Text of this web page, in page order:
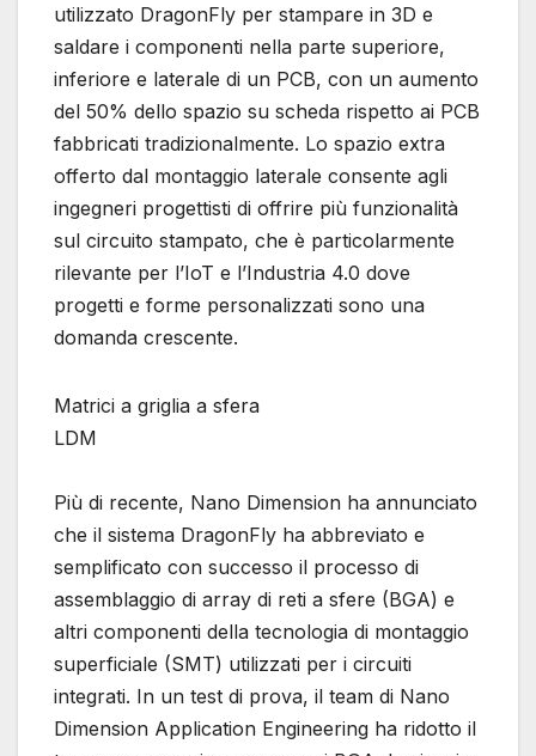
utilizzato DragonFly per stampare in 3D e
saldare i componenti nella parte superiore,
inferiore e laterale di un PCB, con un aumento
del 50% dello spazio su scheda rispetto ai PCB
fabbricati tradizionalmente. Lo spazio extra
offerto dal montaggio laterale consente agli
ingegneri progettisti di offrire più funzionalità
sul circuito stampato, che è particolarmente
rilevante per l’IoT e l’Industria 4.0 dove
progetti e forme personalizzati sono una
domanda crescente.
Matrici a griglia a sfera
LDM
Più di recente, Nano Dimension ha annunciato
che il sistema DragonFly ha abbreviato e
semplificato con successo il processo di
assemblaggio di array di reti a sfere (BGA) e
altri componenti della tecnologia di montaggio
superficiale (SMT) utilizzati per i circuiti
integrati. In un test di prova, il team di Nano
Dimension Application Engineering ha ridotto il